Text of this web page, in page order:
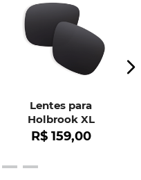
Lentes para
Holbrook XL
R$ 159,00